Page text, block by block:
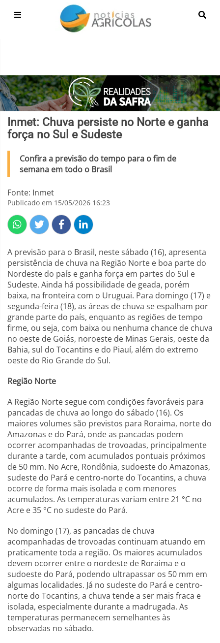
Inmet: Chuva persiste no Norte e ganha
força no Sul e Sudeste
Confira a previsão do tempo para o fim de
semana em todo o Brasil
Fonte: Inmet
Publicado em 15/05/2026 16:23
A previsão para o Brasil, neste sábado (16), apresenta
persistência de chuva na Região Norte e boa parte do
Nordeste do país e ganha força em partes do Sul e
Sudeste. Ainda há possibilidade de geada, porém
baixa, na fronteira com o Uruguai. Para domingo (17) e
segunda-feira (18), as áreas de chuva se espalham por
grande parte do país, enquanto as regiões de tempo
firme, ou seja, com baixa ou nenhuma chance de chuva
no oeste de Goiás, noroeste de Minas Gerais, oeste da
Bahia, sul do Tocantins e do Piauí, além do extremo
oeste do Rio Grande do Sul.
Região Norte
A Região Norte segue com condições favoráveis para
pancadas de chuva ao longo do sábado (16). Os
maiores volumes são previstos para Roraima, norte do
Amazonas e do Pará, onde as pancadas podem
ocorrer acompanhadas de trovoadas, principalmente
durante a tarde, com acumulados pontuais próximos
de 50 mm. No Acre, Rondônia, sudoeste do Amazonas,
sudeste do Pará e centro-norte do Tocantins, a chuva
ocorre de forma mais isolada e com menores
acumulados. As temperaturas variam entre 21 °C no
Acre e 35 °C no sudeste do Pará.
No domingo (17), as pancadas de chuva
acompanhadas de trovoadas continuam atuando em
praticamente toda a região. Os maiores acumulados
devem ocorrer entre o nordeste de Roraima e o
sudoeste do Pará, podendo ultrapassar os 50 mm em
algumas localidades. Já no sudeste do Pará e centro-
norte do Tocantins, a chuva tende a ser mais fraca e
isolada, especialmente durante a madrugada. As
temperaturas permanecem semelhantes às
observadas no sábado.